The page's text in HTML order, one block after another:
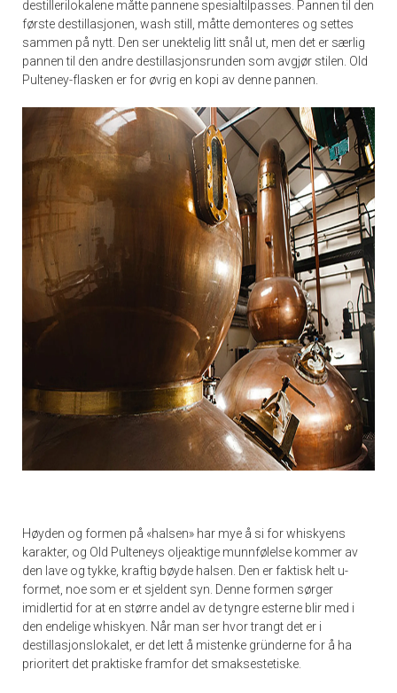
destillerilokalene måtte pannene spesialtilpasses. Pannen til den
første destillasjonen, wash still, måtte demonteres og settes
sammen på nytt. Den ser unektelig litt snål ut, men det er særlig
pannen til den andre destillasjonsrunden som avgjør stilen. Old
Pulteney-flasken er for øvrig en kopi av denne pannen.
Høyden og formen på «halsen» har mye å si for whiskyens
karakter, og Old Pulteneys oljeaktige munnfølelse kommer av
den lave og tykke, kraftig bøyde halsen. Den er faktisk helt u-
formet, noe som er et sjeldent syn. Denne formen sørger
imidlertid for at en større andel av de tyngre esterne blir med i
den endelige whiskyen. Når man ser hvor trangt det er i
destillasjonslokalet, er det lett å mistenke gründerne for å ha
prioritert det praktiske framfor det smaksestetiske.